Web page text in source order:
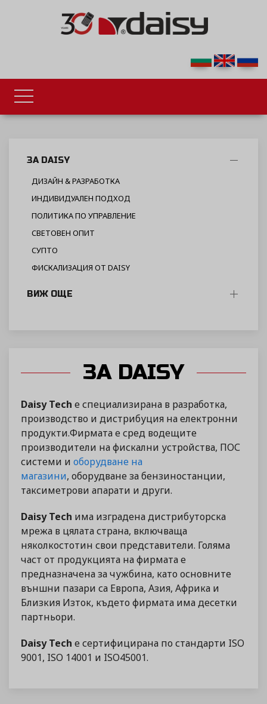
ЗА DAISY
ДИЗАЙН & РАЗРАБОТКА
ИНДИВИДУАЛЕН ПОДХОД
ПОЛИТИКА ПО УПРАВЛЕНИЕ
СВЕТОВЕН ОПИТ
СУПТО
ФИСКАЛИЗАЦИЯ ОТ DAISY
ВИЖ ОЩЕ
ЗА DAISY
Daisy Tech е специализирана в разработка,
производство и дистрибуция на електронни
продукти.Фирмата е сред водещите
производители на фискални устройства, ПОС
системи и оборудване на
магазини, оборудване за бензиностанции,
таксиметрови апарати и други.
Daisy Tech има изградена дистрибуторска
мрежа в цялата страна, включваща
няколкостотин свои представители. Голяма
част от продукцията на фирмата е
предназначена за чужбина, като основните
външни пазари са Европа, Азия, Африка и
Близкия Изток, където фирмата има десетки
партньори.
Daisy Tech е сертифицирана по стандарти ISO
9001, ISO 14001 и ISO45001.